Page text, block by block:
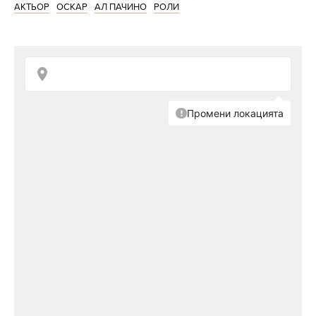
творчество.
АКТЬОР
ОСКАР АЛ ПАЧИНО РОЛИ